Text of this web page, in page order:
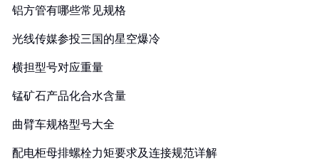
铝方管有哪些常见规格
光线传媒参投三国的星空爆冷
横担型号对应重量
锰矿石产品化合水含量
曲臂车规格型号大全
配电柜母排螺栓力矩要求及连接规范详解